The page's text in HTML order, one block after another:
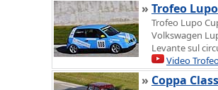
» Trofeo
Trofeo Lupo
Volkswagen
Levante sul
Video
» Coppa